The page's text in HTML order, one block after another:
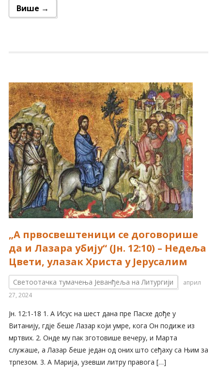
Више →
„А првосвештеници се договорише
да и Лазара убију“ (Јн. 12:10) – Недеља
Цвети, улазак Христа у Јерусалим
Светоотачка тумачења Јеванђеља на Литургији
април
27, 2024
Јн. 12:1-18 1. А Исус на шест дана пре Пасхе дође у
Витанију, гдје беше Лазар који умре, кога Он подиже из
мртвих. 2. Онде му пак зготовише вечеру, и Марта
служаше, а Лазар беше један од оних што сеђаху са Њим за
трпезом. 3. А Марија, узевши литру правога […]